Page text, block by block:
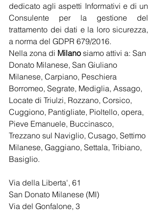
dedicato agli aspetti Informativi e di un
Consulente per la gestione del
trattamento dei dati e la loro sicurezza,
a norma del GDPR 679/2016.
Nella zona di Milano siamo attivi a: San
Donato Milanese, San Giuliano
Milanese, Carpiano, Peschiera
Borromeo, Segrate, Mediglia, Assago,
Locate di Triulzi, Rozzano, Corsico,
Cuggiono, Pantigliate, Pioltello, opera,
Pieve Emanuele, Buccinasco,
Trezzano sul Naviglio, Cusago, Settimo
Milanese, Gaggiano, Settala, Tribiano,
Basiglio.
Via della Liberta', 61
San Donato Milanese (MI)
Via del Gonfalone, 3